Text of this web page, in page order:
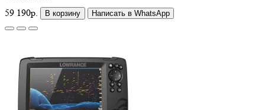
59 190р.
В корзину Написать в WhatsApp